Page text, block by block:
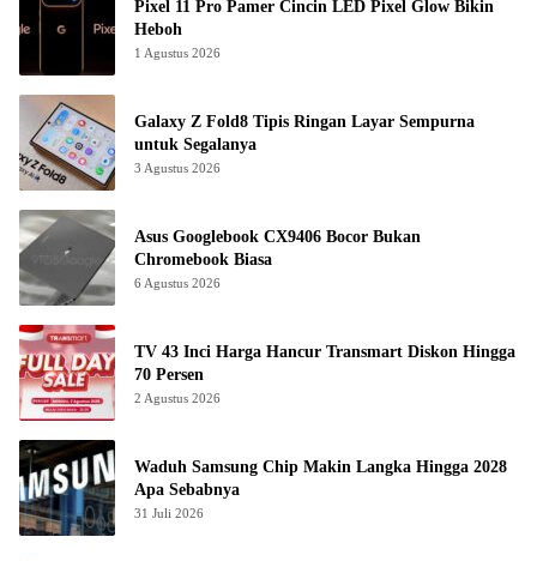
Pixel 11 Pro Pamer Cincin LED Pixel Glow Bikin
Heboh
1 Agustus 2026
Galaxy Z Fold8 Tipis Ringan Layar Sempurna
untuk Segalanya
3 Agustus 2026
Asus Googlebook CX9406 Bocor Bukan
Chromebook Biasa
6 Agustus 2026
TV 43 Inci Harga Hancur Transmart Diskon Hingga
70 Persen
2 Agustus 2026
Waduh Samsung Chip Makin Langka Hingga 2028
Apa Sebabnya
31 Juli 2026